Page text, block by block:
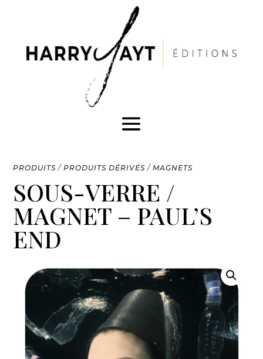
PRODUITS /PRODUITS DÉRIVÉS /MAGNETS
SOUS-VERRE /
MAGNET – PAUL’S
END